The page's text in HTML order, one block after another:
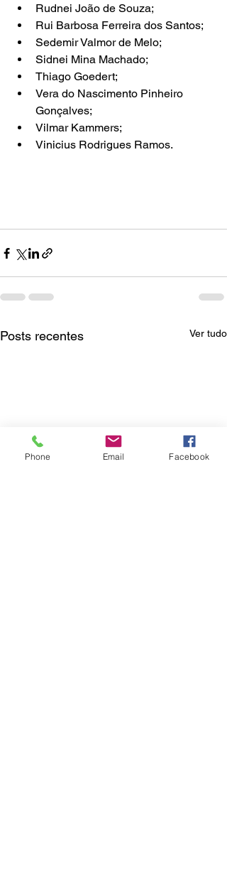
Rudnei João de Souza;
Rui Barbosa Ferreira dos Santos;
Sedemir Valmor de Melo;
Sidnei Mina Machado;
Thiago Goedert;
Vera do Nascimento Pinheiro
Gonçalves;
Vilmar Kammers;
Vinicius Rodrigues Ramos.
Posts recentes Ver tudo
Phone Email Facebook